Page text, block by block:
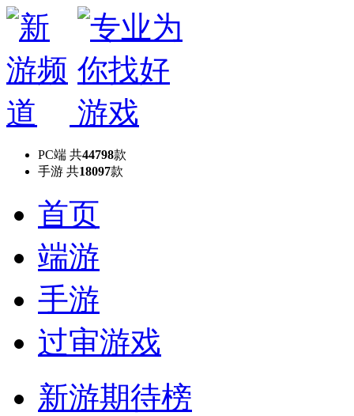
PC端 共44798款
手游 共18097款
首页
端游
手游
过审游戏
新游期待榜